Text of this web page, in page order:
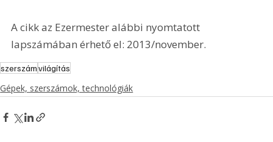
A cikk az Ezermester alábbi nyomtatott
lapszámában érhető el: 2013/november.
szerszámvilágítás
Gépek, szerszámok, technológiák